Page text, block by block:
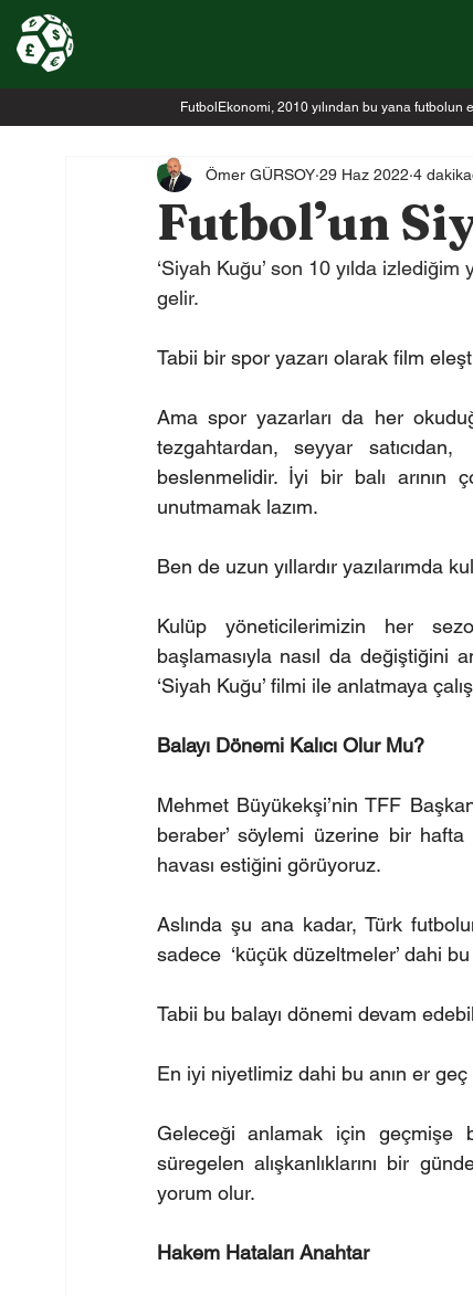
FutbolEkonomi, 2010 yılından bu yana futbolun
Futbol’un
Ömer GÜRSOY 29 Haz 2022 4
‘Siyah Kuğu’ son 10 yılda
gelir.
Tabii bir spor yazarı olarak film
Ama spor yazarları da her
tezgahtardan, seyyar
beslenmelidir. İyi bir balı arının
unutmamak lazım.
Ben de uzun yıllardır yazılarımda
Kulüp yöneticilerimizin her
başlamasıyla nasıl da değiştiğini
‘Siyah Kuğu’ filmi ile anlatmaya
Balayı Dönemi Kalıcı Olur Mu?
Mehmet Büyükekşi’nin TFF
beraber’ söylemi üzerine bir
havası estiğini görüyoruz.
Aslında şu ana kadar, Türk
sadece  ‘küçük düzeltmeler’ dahi
Tabii bu balayı dönemi devam
En iyi niyetlimiz dahi bu anın er
Geleceği anlamak için geçmişe
süregelen alışkanlıklarını bir
yorum olur.
Hakem Hataları Anahtar